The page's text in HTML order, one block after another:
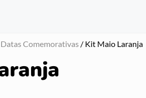
Datas Comemorativas/ Kit Maio Laranja